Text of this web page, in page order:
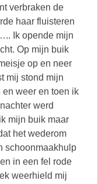
verbraken de
haar fluisteren
Ik opende mijn
Op mijn buik
op en neer
mij stond mijn
weer en toen ik
werd
mijn buik maar
het wederom
schoonmaakhulp
in een fel rode
weerhield mij